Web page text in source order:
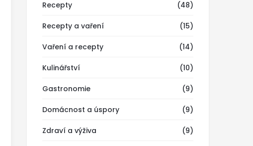
Recepty (48)
Recepty a vaření (15)
Vaření a recepty (14)
Kulinářství (10)
Gastronomie (9)
Domácnost a úspory (9)
Zdraví a výživa (9)